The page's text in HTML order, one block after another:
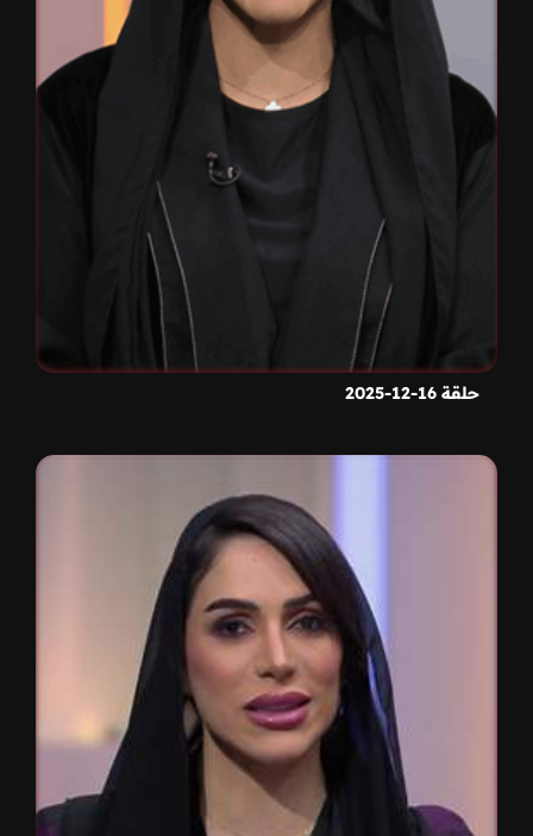
حلقة 16-12-2025